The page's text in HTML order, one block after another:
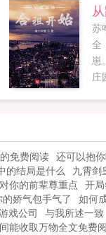
上
前
苏
全
崽
庄
免费阅读 还可以抱
的结局是什么 九霄剑
你的前辈尊重点 开
的娇气包手气了 如何
戏公司 与我所述一致
能收取万物全文免费